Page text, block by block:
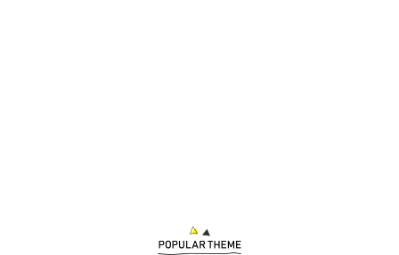
スムーズな消化吸収のためには、水分補給も大切です。水をたく